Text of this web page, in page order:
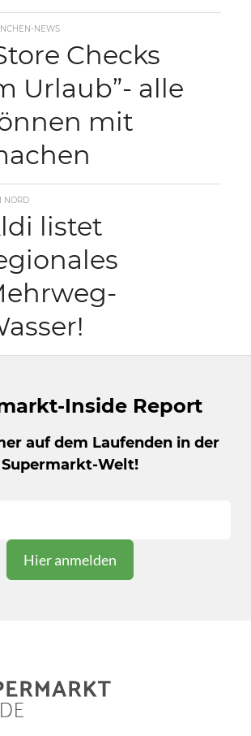
NEWS
Checks
Urlaub”- alle
mit
NORD
listet
Inside Report
auf dem Laufenden in der
Supermarkt-Welt!